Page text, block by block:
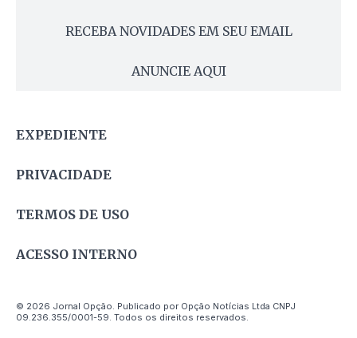
RECEBA NOVIDADES EM SEU EMAIL
ANUNCIE AQUI
EXPEDIENTE
PRIVACIDADE
TERMOS DE USO
ACESSO INTERNO
© 2026 Jornal Opção. Publicado por Opção Notícias Ltda CNPJ
09.236.355/0001-59. Todos os direitos reservados.